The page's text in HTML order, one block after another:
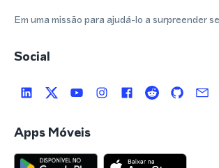
Em uma missão para ajudá-lo a surpreender
Social
Apps Móveis